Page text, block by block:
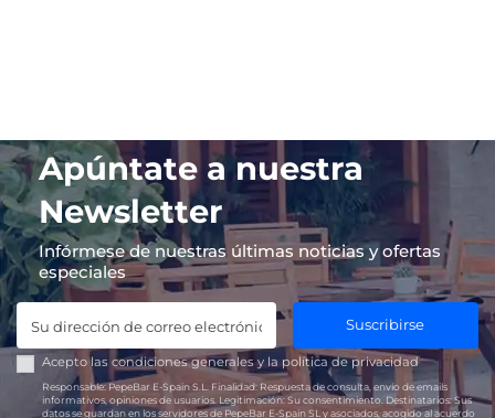
Apúntate a nuestra
Newsletter
Infórmese de nuestras últimas noticias y ofertas
especiales
Suscribirse
Acepto las condiciones generales y lapolítica de privacidad
Responsable:PepeBar E-Spain S.L. Finalidad: Respuesta de consulta, envío de emails
informativos, opiniones de usuarios. Legitimación: Su consentimiento. Destinatarios:Sus
datos se guardan en los servidores de PepeBar E-Spain SL y asociados, acogido al acuerdo